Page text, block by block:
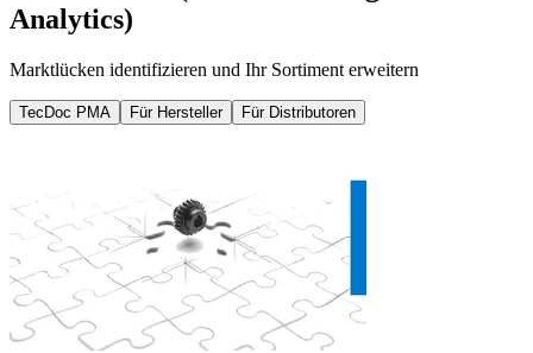
Analytics)
Marktlücken identifizieren und Ihr Sortiment erweitern
TecDoc PMA Für Hersteller Für Distributoren